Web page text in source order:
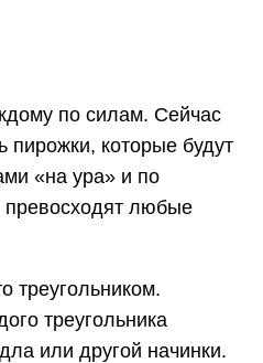
по силам. Сейчас
пирожки, которые будут
«на ура» и по
превосходят любые
треугольником.
треугольника
или другой начинки.